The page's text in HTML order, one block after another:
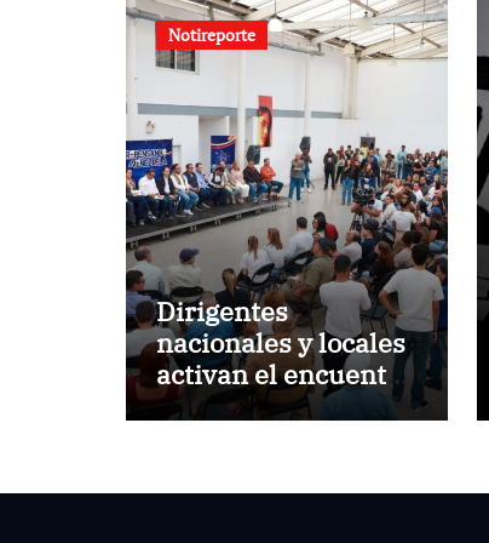
Notireporte
Dirigentes
nacionales y locales
activan el encuentro
«Repensando a
desde las